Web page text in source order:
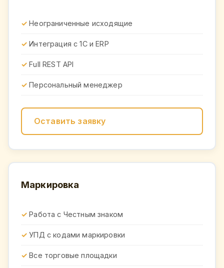
Неограниченные исходящие
Интеграция с 1С и ERP
Full REST API
Персональный менеджер
Оставить заявку
Маркировка
Работа с Честным знаком
УПД с кодами маркировки
Все торговые площадки